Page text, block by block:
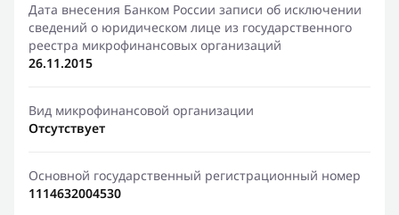
Дата внесения Банком России записи об исключении
сведений о юридическом лице из государственного
реестра микрофинансовых организаций
26.11.2015
Вид микрофинансовой организации
Отсутствует
Основной государственный регистрационный номер
1114632004530